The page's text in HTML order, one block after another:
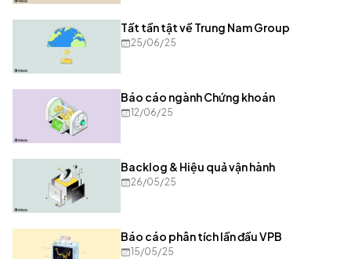
Tất tần tật về Trung Nam Group
25/06/25
Báo cáo ngành Chứng khoán
12/06/25
Backlog & Hiệu quả vận hành
26/05/25
Báo cáo phân tích lần đầu VPB
15/05/25